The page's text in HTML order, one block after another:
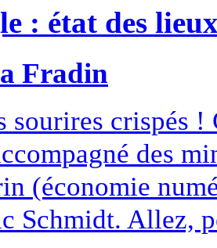
: état des
Fradin
sourires crispés
des
(économie
Schmidt. Allez,